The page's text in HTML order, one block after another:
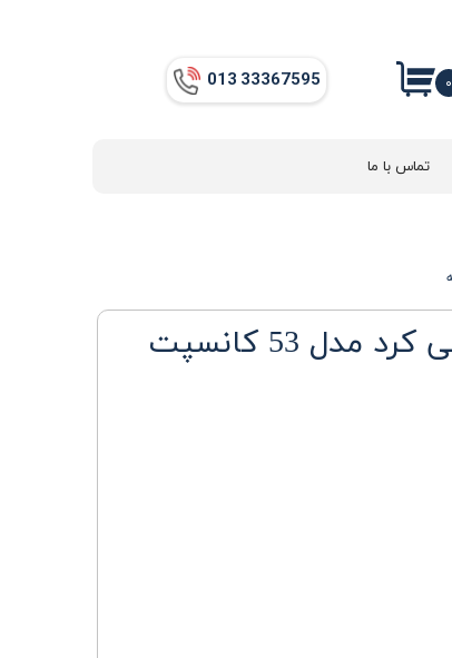
013​​​​​​​ 33367595
تماس با ما
۰
روشویی دیواری چینی کرد مدل 53 کانسپت